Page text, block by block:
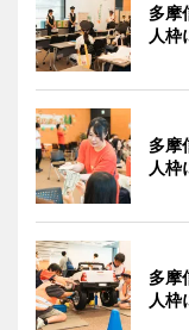
多摩
人枠
多摩
人枠
多摩
人枠